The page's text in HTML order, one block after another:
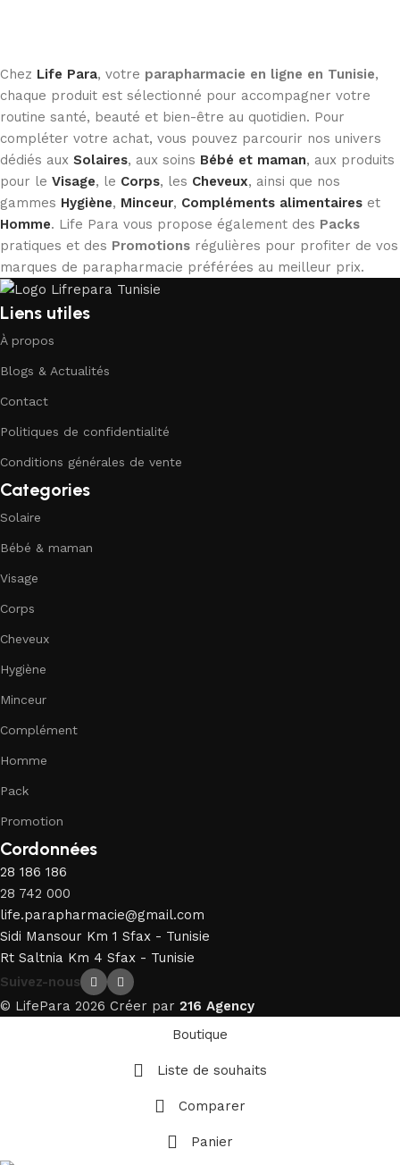
Chez Life Para, votre parapharmacie en ligne en Tunisie,
chaque produit est sélectionné pour accompagner votre
routine santé, beauté et bien-être au quotidien. Pour
compléter votre achat, vous pouvez parcourir nos univers
dédiés aux Solaires, aux soins Bébé et maman, aux produits
pour le Visage, le Corps, les Cheveux, ainsi que nos
gammes Hygiène, Minceur, Compléments alimentaires et
Homme. Life Para vous propose également des Packs
pratiques et des Promotions régulières pour profiter de vos
marques de parapharmacie préférées au meilleur prix.
Liens utiles
À propos
Blogs & Actualités
Contact
Politiques de confidentialité
Conditions générales de vente
Categories
Solaire
Bébé & maman
Visage
Corps
Cheveux
Hygiène
Minceur
Complément
Homme
Pack
Promotion
Cordonnées
28 186 186
28 742 000
life.parapharmacie@gmail.com
Sidi Mansour Km 1 Sfax - Tunisie
Rt Saltnia Km 4 Sfax - Tunisie
Suivez-nous
© LifePara 2026 Créer par 216 Agency
Boutique
Liste de souhaits
Comparer
Panier